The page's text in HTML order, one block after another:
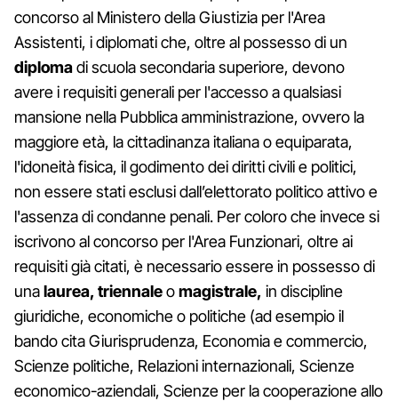
concorso al Ministero della Giustizia per l'Area
Assistenti, i diplomati che, oltre al possesso di un
diplomadi scuola secondaria superiore, devono
avere i requisiti generali per l'accesso a qualsiasi
mansione nella Pubblica amministrazione, ovvero la
maggiore età, la cittadinanza italiana o equiparata,
l'idoneità fisica, il godimento dei diritti civili e politici,
non essere stati esclusi dall’elettorato politico attivo e
l'assenza di condanne penali. Per coloro che invece si
iscrivono al concorso per l'Area Funzionari, oltre ai
requisiti già citati, è necessario essere in possesso di
unalaurea, triennaleomagistrale, in discipline
giuridiche, economiche o politiche (ad esempio il
bando cita Giurisprudenza, Economia e commercio,
Scienze politiche, Relazioni internazionali, Scienze
economico-aziendali, Scienze per la cooperazione allo